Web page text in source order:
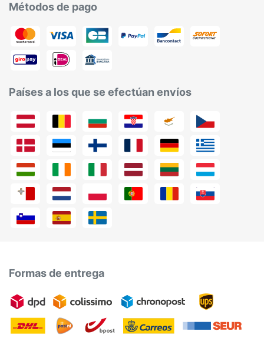
Métodos de pago
Países a los que se efectúan envíos
Formas de entrega